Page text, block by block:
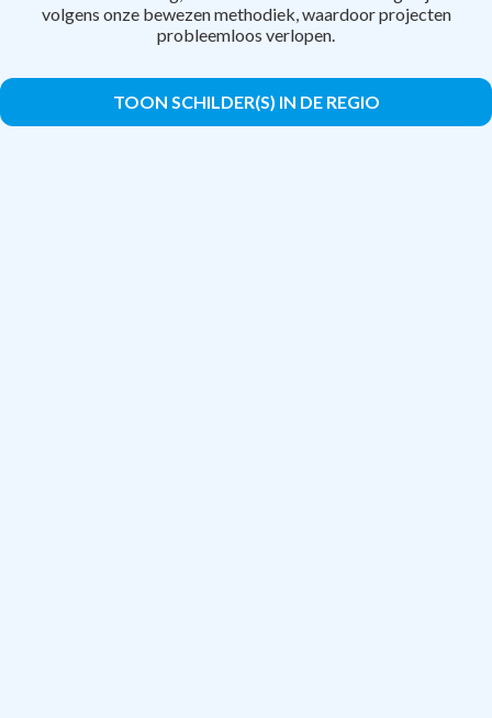
volgens onze bewezen methodiek, waardoor projecten
probleemloos verlopen.
TOON SCHILDER(S) IN DE REGIO